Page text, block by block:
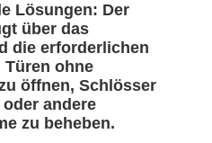
Lösungen: Der
über das
die erforderlichen
Türen ohne
öffnen, Schlösser
andere
zu beheben.